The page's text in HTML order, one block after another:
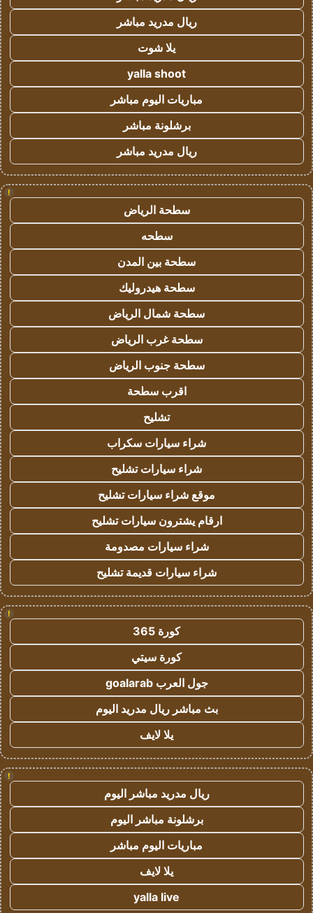
ريال مدريد مباشر
يلا شوت
yalla shoot
مباريات اليوم مباشر
برشلونة مباشر
ريال مدريد مباشر
!
سطحة الرياض
سطحه
سطحة بين المدن
سطحة هيدروليك
سطحة شمال الرياض
سطحة غرب الرياض
سطحة جنوب الرياض
اقرب سطحة
تشليح
شراء سيارات سكراب
شراء سيارات تشليح
موقع شراء سيارات تشليح
ارقام يشترون سيارات تشليح
شراء سيارات مصدومة
شراء سيارات قديمة تشليح
!
كورة 365
كورة سيتي
جول العرب goalarab
بث مباشر ريال مدريد اليوم
يلا لايف
!
ريال مدريد مباشر اليوم
برشلونة مباشر اليوم
مباريات اليوم مباشر
يلا لايف
yalla live